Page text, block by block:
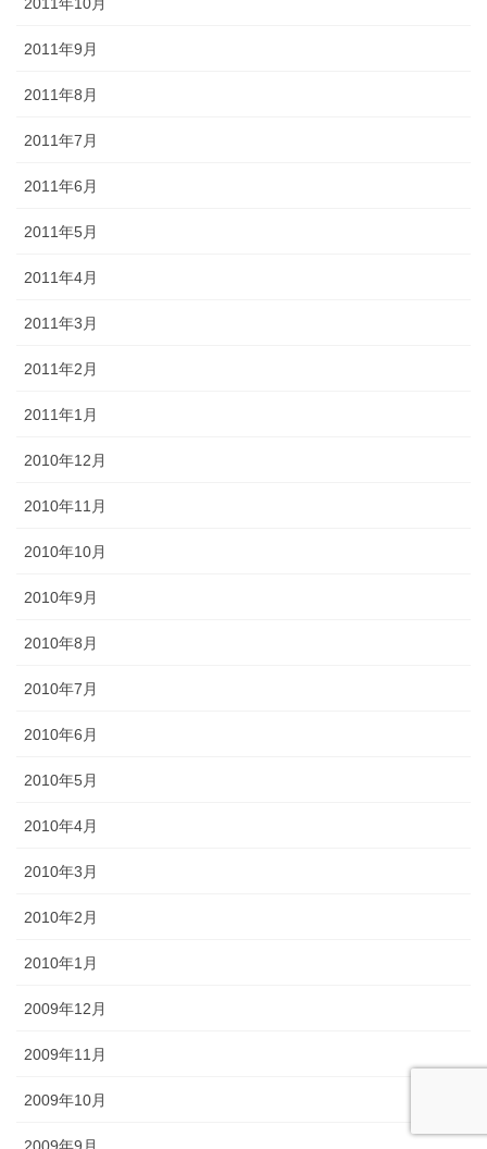
2011年9月
2011年8月
2011年7月
2011年6月
2011年5月
2011年4月
2011年3月
2011年2月
2011年1月
2010年12月
2010年11月
2010年10月
2010年9月
2010年8月
2010年7月
2010年6月
2010年5月
2010年4月
2010年3月
2010年2月
2010年1月
2009年12月
2009年11月
2009年10月
2009年9月